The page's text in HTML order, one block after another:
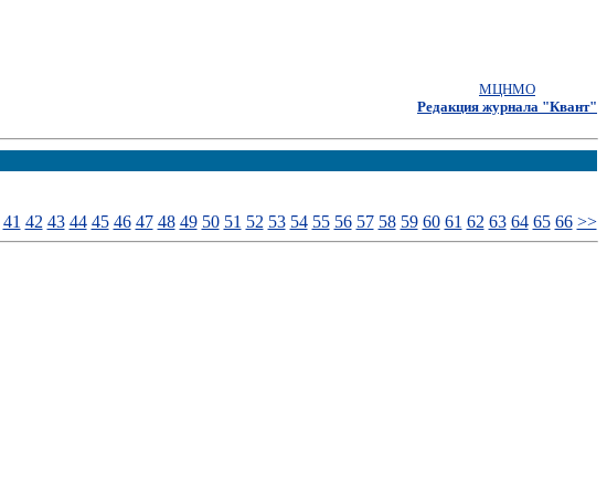
МЦНМО
Редакция журнала "Квант"
41 42 43 44 45 46 47 48 49 50 51 52 53 54 55 56 57 58 59 60 61 62 63 64 65 66 >>